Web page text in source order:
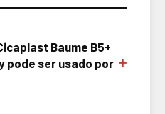
Baume B5+
pode ser usado por